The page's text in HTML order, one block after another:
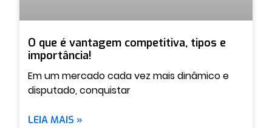
O que é vantagem competitiva, tipos e
importância!
Em um mercado cada vez mais dinâmico e
disputado, conquistar
LEIA MAIS »